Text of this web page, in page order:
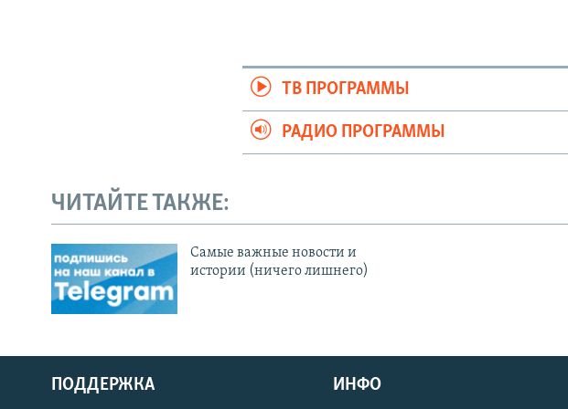
ТВ ПРОГРАММЫ
РАДИО ПРОГРАММЫ
ЧИТАЙТЕ ТАКЖЕ:
Cамые важные новости и
истории (ничего лишнего)
ПОДДЕРЖКА ИНФО